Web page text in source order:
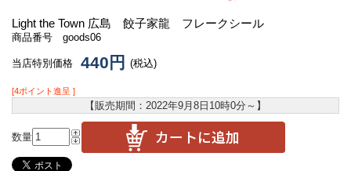
Light the Town 広島 餃子家龍 フレークシール
商品番号 goods06
当店特別価格 440円 (税込)
[4ポイント進呈 ]
【販売期間： 2022年9月8日10時0分 ～】
数量